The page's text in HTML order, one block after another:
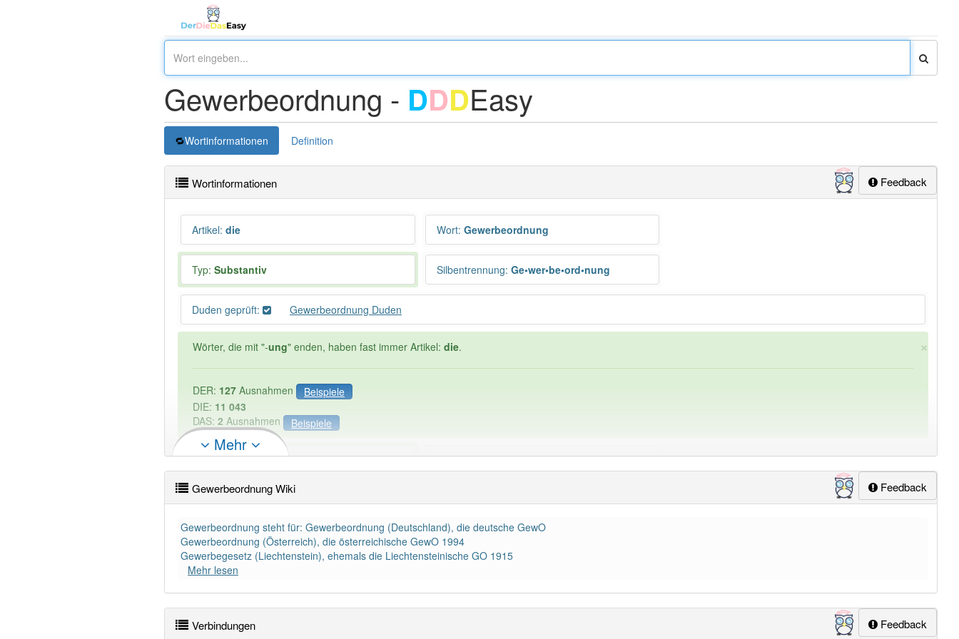
Gewerbeordnung - DDDEasy
Wortinformationen Definition
Feedback
Wortinformationen
Artikel: die Wort: Gewerbeordnung
Typ: Substantiv Silbentrennung: Ge•wer•be•ord•nung
Duden geprüft: Gewerbeordnung Duden
×
Wörter, die mit "-ung" enden, haben fast immer Artikel: die.
DER: 127 Ausnahmen
Beispiele
DIE: 11 043
DAS: 2 Ausnahmen Beispiele
PowerIndex:3 Häufigkeit: 4 von 10
Wörter mit Endung aber mit einem anderen Artikeldie
81% unserer Spielapp-Nutzer haben den Artikel korrekt erraten.
Mehr
Feedback
Gewerbeordnung Wiki
Gewerbeordnung steht für: Gewerbeordnung (Deutschland), die deutsche GewO
Gewerbeordnung (Österreich), die österreichische GewO 1994
Gewerbegesetz (Liechtenstein), ehemals die Liechtensteinische GO 1915
Mehr lesen
Feedback
Verbindungen